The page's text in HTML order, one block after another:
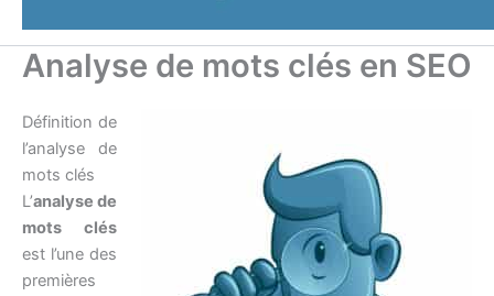
Analyse de mots clés en SEO
Définition de
l’analyse de
mots clés
L’analyse de
mots clés
est l’une des
premières